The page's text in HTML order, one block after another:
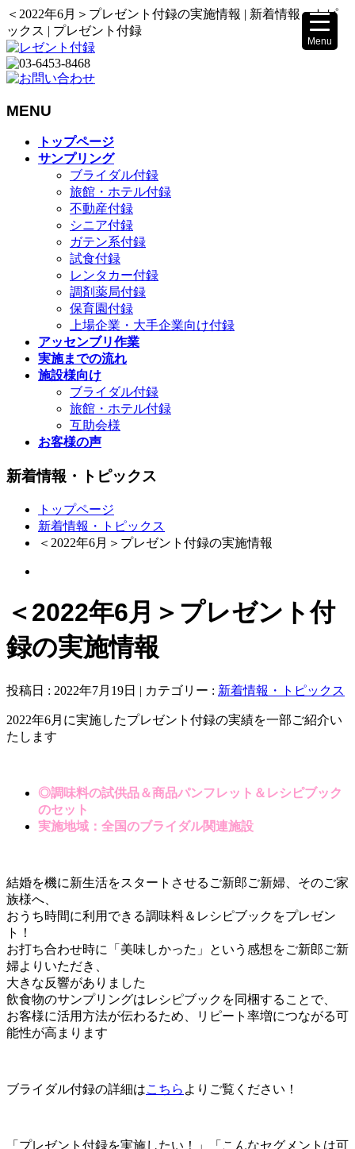
＜2022年6月＞プレゼント付録の実施情報 | 新着情報・トピ
ックス | プレゼント付録
MENU
トップページ
サンプリング
ブライダル付録
旅館・ホテル付録
不動産付録
シニア付録
ガテン系付録
試食付録
レンタカー付録
調剤薬局付録
保育園付録
上場企業・大手企業向け付録
アッセンブリ作業
実施までの流れ
施設様向け
ブライダル付録
旅館・ホテル付録
互助会様
お客様の声
新着情報・トピックス
トップページ
新着情報・トピックス
＜2022年6月＞プレゼント付録の実施情報
＜2022年6月＞プレゼント付
録の実施情報
投稿日 : 2022年7月19日 | カテゴリー : 新着情報・トピックス
2022年6月に実施したプレゼント付録の実績を一部ご紹介い
たします
◎調味料の試供品＆商品パンフレット＆レシピブック
のセット
実施地域：全国のブライダル関連施設
結婚を機に新生活をスタートさせるご新郎ご新婦、そのご家
族様へ、
おうち時間に利用できる調味料＆レシピブックをプレゼン
ト！
お打ち合わせ時に「美味しかった」という感想をご新郎ご新
婦よりいただき、
大きな反響がありました
飲食物のサンプリングはレシピブックを同梱することで、
お客様に活用方法が伝わるため、リピート率増につながる可
能性が高まります
ブライダル付録の詳細はこちら よりご覧ください！
「プレゼント付録を実施したい！」「こんなセグメントは可
Menu
▼